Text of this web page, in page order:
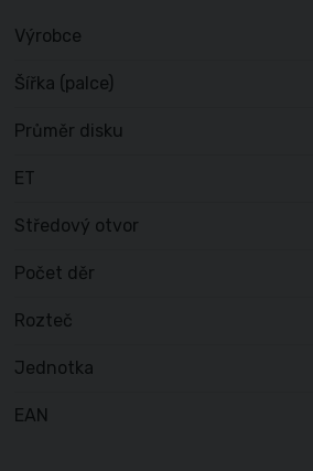
Výrobce
Šířka (palce)
Průměr disku
ET
Středový otvor
Počet děr
Rozteč
Jednotka
EAN